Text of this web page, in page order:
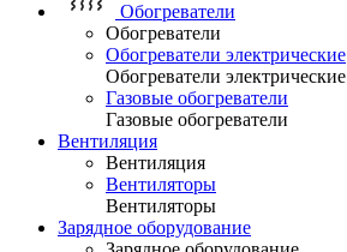
Обогреватели
Обогреватели
Обогреватели электрические
Обогреватели электрические
Газовые обогреватели
Газовые обогреватели
Вентиляция
Вентиляция
Вентиляторы
Вентиляторы
Зарядное оборудование